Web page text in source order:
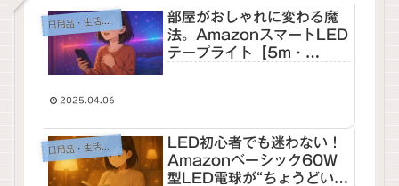
日用品
・生活用品
部屋がおしゃれに変わる魔
法。AmazonスマートLED
テープライト【5m・
2025.04.06
日用品
・生活用品
LED初心者でも迷わない！
Amazonベーシック60W
型LED電球が“ちょうどい